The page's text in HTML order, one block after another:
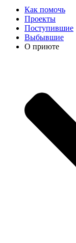
Как помочь
Проекты
Поступившие
Выбывшие
О приюте